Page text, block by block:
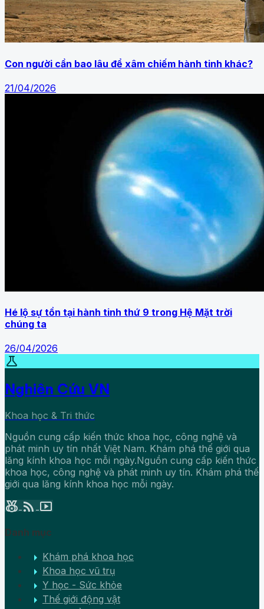
Con người cần bao lâu để xâm chiếm hành tinh khác?
21/04/2026
Hé lộ sự tồn tại hành tinh thứ 9 trong Hệ Mặt trời
chúng ta
26/04/2026
science
Nghiên Cứu VN
Khoa học & Tri thức
Nguồn cung cấp kiến thức khoa học, công nghệ và
phát minh uy tín nhất Việt Nam. Khám phá thế giới qua
lăng kính khoa học mỗi ngày.Nguồn cung cấp kiến thức
khoa học, công nghệ và phát minh uy tín. Khám phá thế
giới qua lăng kính khoa học mỗi ngày.
social_leaderboard rss_feed smart_display
Danh mục
arrow_right Khám phá khoa học
arrow_right Khoa học vũ trụ
arrow_right Y học - Sức khỏe
arrow_right Thế giới động vật